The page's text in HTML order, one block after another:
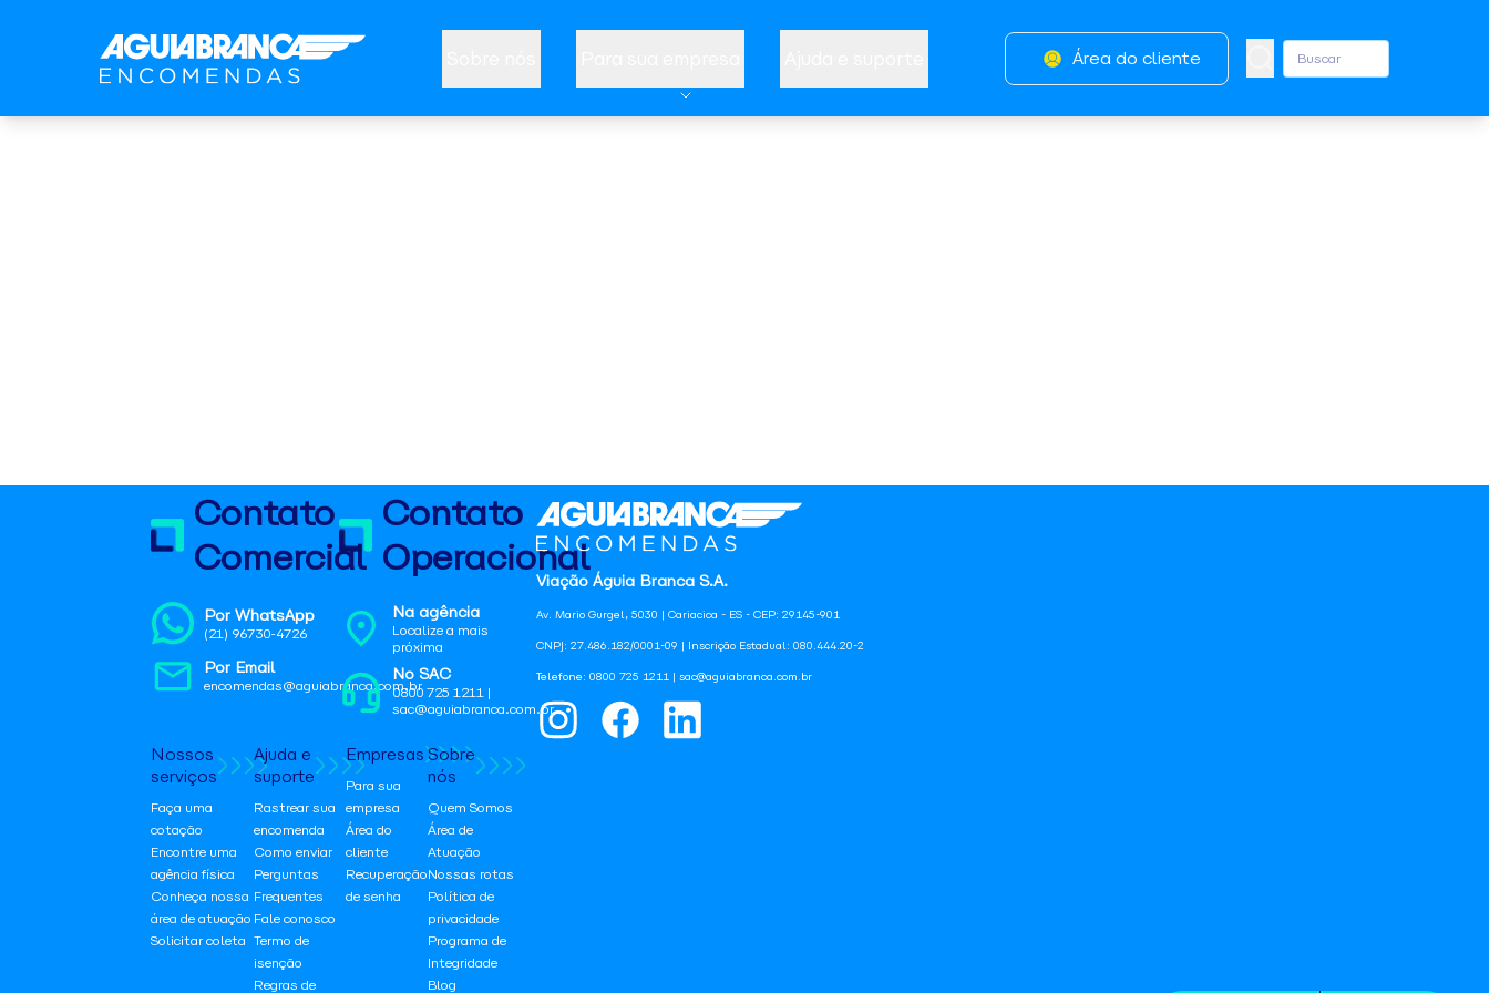
Área do cliente
Viação Águia Branca S.A.
Av. Mario Gurgel, 5030 | Cariacica - ES - CEP: 29145-901
CNPJ: 27.486.182/0001-09 | Inscrição Estadual: 080.444.20-2
Telefone: 0800 725 1211 | sac@aguiabranca.com.br
Contato
Comercial
Por WhatsApp
(21) 96730-4726
Por Email
encomendas@aguiabranca.com.br
Contato
Operacional
Na agência
Localize a mais
próxima
No SAC
0800 725 1211 |
sac@aguiabranca.com.br
Nossos
serviços
Faça uma
cotação
Encontre uma
agência física
Conheça nossa
área de atuação
Solicitar coleta
Ajuda e
suporte
Rastrear sua
encomenda
Como enviar
Perguntas
Frequentes
Fale conosco
Termo de
isenção
Regras de
Empresas
Para sua
empresa
Área do
cliente
Recuperação
de senha
Sobre
nós
Quem Somos
Área de
Atuação
Nossas rotas
Política de
privacidade
Programa de
Integridade
Blog